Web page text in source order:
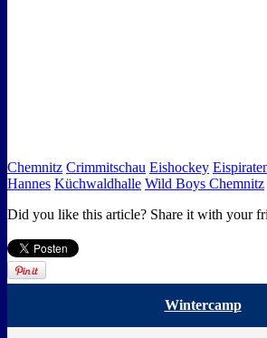
Chemnitz Crimmitschau Eishockey
Hannes Küchwaldhalle Wild Boys Chemnitz
Did you like this article? Share it with your
Wintercamp